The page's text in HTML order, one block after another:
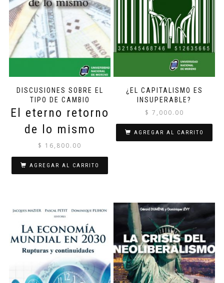
DISCUSIONES SOBRE EL
TIPO DE CAMBIO
El eterno retorno
de lo mismo
$ 16,800.00
AGREGAR AL CARRITO
¿EL CAPITALISMO ES
INSUPERABLE?
$ 7,000.00
AGREGAR AL CARRITO